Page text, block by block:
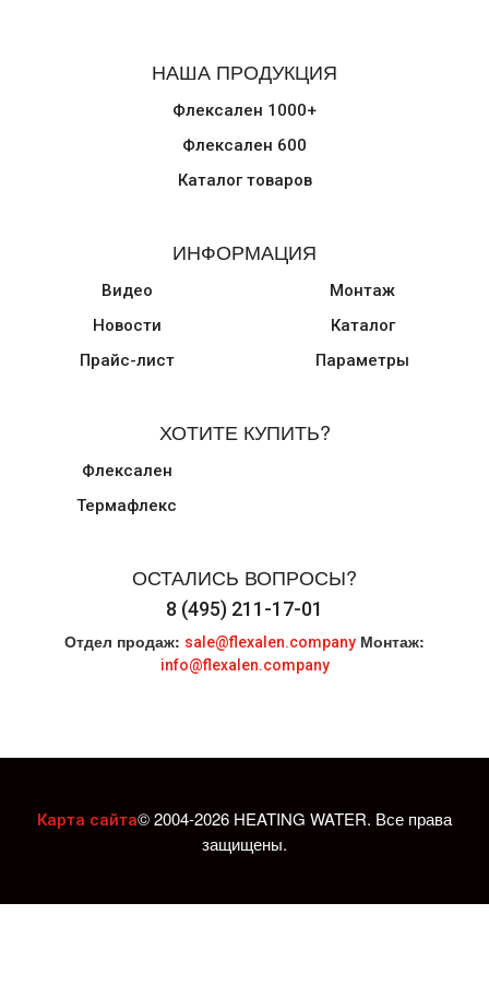
НАША ПРОДУКЦИЯ
Флексален 1000+
Флексален 600
Каталог товаров
ИНФОРМАЦИЯ
Видео
Новости
Прайс-лист
Монтаж
Каталог
Параметры
ХОТИТЕ КУПИТЬ?
Флексален
Термафлекс
ОСТАЛИСЬ ВОПРОСЫ?
8 (495) 211-17-01
Отдел продаж: sale@flexalen.company Монтаж:
info@flexalen.company
Карта сайта© 2004-2026 HEATING WATER. Все права
защищены.